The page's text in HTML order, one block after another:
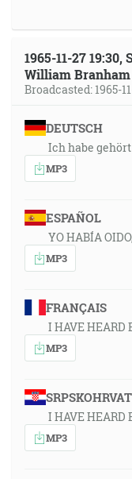
1965-11-27
William
Broadcasted: 1965-
DEUTSCH
Ich habe
MP3
ESPAÑOL
YO HABÍA
MP3
FRANÇAIS
I HAVE HEARD
MP3
I HAVE HEARD
MP3